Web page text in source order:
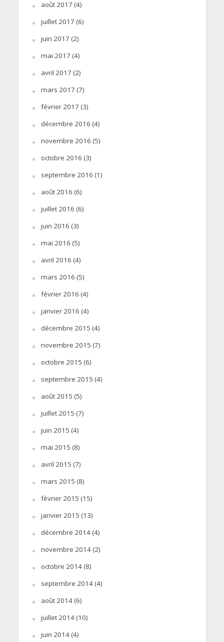
août 2017 (4)
juillet 2017 (6)
juin 2017 (2)
mai 2017 (4)
avril 2017 (2)
mars 2017 (7)
février 2017 (3)
décembre 2016 (4)
novembre 2016 (5)
octobre 2016 (3)
septembre 2016 (1)
août 2016 (6)
juillet 2016 (6)
juin 2016 (3)
mai 2016 (5)
avril 2016 (4)
mars 2016 (5)
février 2016 (4)
janvier 2016 (4)
décembre 2015 (4)
novembre 2015 (7)
octobre 2015 (6)
septembre 2015 (4)
août 2015 (5)
juillet 2015 (7)
juin 2015 (4)
mai 2015 (8)
avril 2015 (7)
mars 2015 (8)
février 2015 (15)
janvier 2015 (13)
décembre 2014(4)
novembre 2014(2)
octobre 2014(8)
septembre 2014(4)
août 2014(6)
juillet 2014(10)
juin 2014(4)